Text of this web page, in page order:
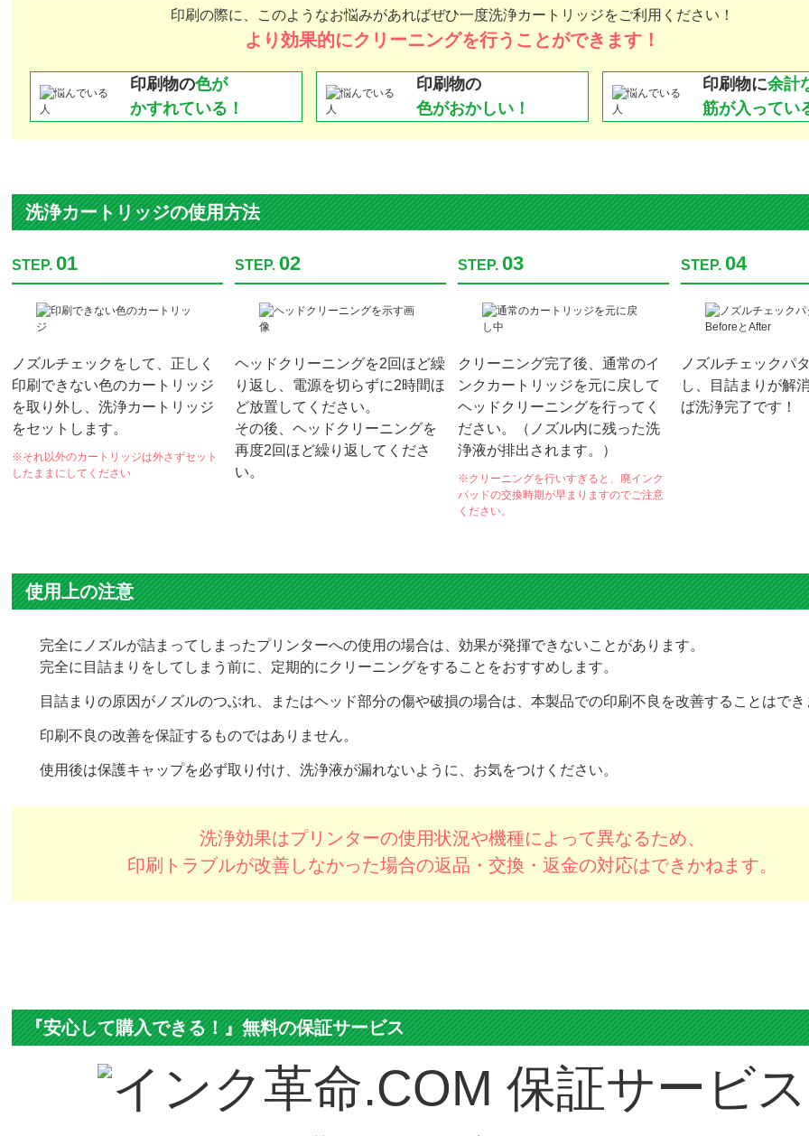
印刷の際に、このようなお悩みがあればぜひ一度洗浄カートリッジをご利用ください！
より効果的にクリーニングを行うことができます！
印刷物の色が
かすれている！
印刷物の
色がおかしい！
印刷物に余計
筋が入ってい
洗浄カートリッジの使用方法
STEP.01
ノズルチェックをして、正しく
印刷できない色のカートリッジ
を取り外し、洗浄カートリッジ
をセットします。
※それ以外のカートリッジは外さずセット
したままにしてください
STEP.02
ヘッドクリーニングを2回ほど繰
り返し、電源を切らずに2時間ほ
ど放置してください。
その後、ヘッドクリーニングを
再度2回ほど繰り返してくださ
い。
STEP.03
クリーニング完了後、通常のイ
ンクカートリッジを元に戻して
ヘッドクリーニングを行ってく
ださい。（ノズル内に残った洗
浄液が排出されます。）
※クリーニングを行いすぎると、廃インク
パッドの交換時期が早まりますのでご注意
ください。
STEP.04
ノズルチェックパ
し、目詰まりが解
ば洗浄完了です！
使用上の注意
完全にノズルが詰まってしまったプリンターへの使用の場合は、効果が発揮できないことがあります。
完全に目詰まりをしてしまう前に、定期的にクリーニングをすることをおすすめします。
目詰まりの原因がノズルのつぶれ、またはヘッド部分の傷や破損の場合は、本製品での印刷不良を改善することはで
印刷不良の改善を保証するものではありません。
使用後は保護キャップを必ず取り付け、洗浄液が漏れないように、お気をつけください。
洗浄効果はプリンターの使用状況や機種によって異なるため、
印刷トラブルが改善しなかった場合の返品・交換・返金の対応はできかねます。
『安心して購入できる！』無料の保証サービス
保証サービス